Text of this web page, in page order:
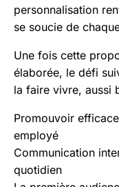
personnalisation
se soucie de
Une fois cette
élaborée, le défi
la faire vivre, aussi
Promouvoir
employé
Communication
quotidien